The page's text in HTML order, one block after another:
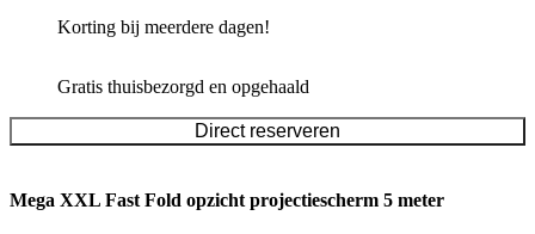
Korting bij meerdere dagen!
Gratis thuisbezorgd en opgehaald
Direct reserveren
Mega XXL Fast Fold opzicht projectiescherm 5 meter